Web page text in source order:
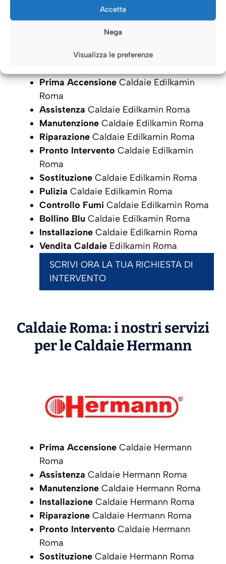
Accetta
Nega
Visualizza le preferenze
Prima AccensioneCaldaie Edilkamin
Roma
Assistenza Caldaie Edilkamin Roma
Manutenzione Caldaie Edilkamin Roma
Riparazione Caldaie Edilkamin Roma
Pronto Intervento Caldaie Edilkamin
Roma
Sostituzione Caldaie Edilkamin Roma
Pulizia Caldaie Edilkamin Roma
Controllo Fumi Caldaie Edilkamin Roma
Bollino Blu Caldaie Edilkamin Roma
Installazione Caldaie Edilkamin Roma
Vendita Caldaie Edilkamin Roma
SCRIVI ORA LA TUA RICHIESTA DI
INTERVENTO
Caldaie Roma: i nostri servizi
per le CaldaieHermann
Prima Accensione Caldaie Hermann
Roma
Assistenza Caldaie Hermann Roma
Manutenzione Caldaie Hermann Roma
Installazione Caldaie Hermann Roma
Riparazione Caldaie Hermann Roma
Pronto Intervento Caldaie Hermann
Roma
Sostituzione Caldaie Hermann Roma